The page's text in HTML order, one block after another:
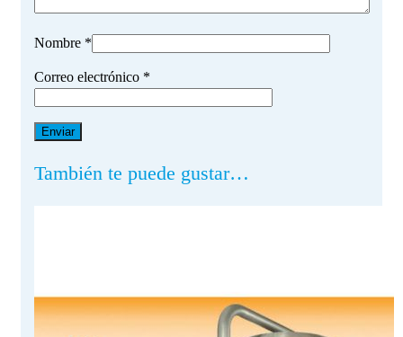
Nombre *
Correo electrónico *
También te puede gustar…